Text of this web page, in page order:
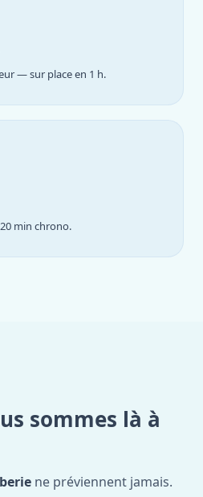
— sur place en 1 h.
min chrono.
sommes là à
ne préviennent jamais.